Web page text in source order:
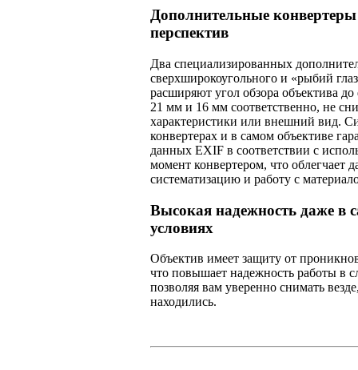
Дополнительные
перспектив
Два специализированных
сверхширокоугольного и «рыбий
расширяют угол обзора объектива
21 мм и 16 мм соответственно, не
характеристики или внешний вид.
конвертерах и в самом объективе
данных EXIF в соответствии с
момент конвертером, что облегчает
систематизацию и работу с
Высокая надежность даже в
условиях
Объектив имеет защиту от
что повышает надежность работы в
позволяя вам уверенно снимать
находились.